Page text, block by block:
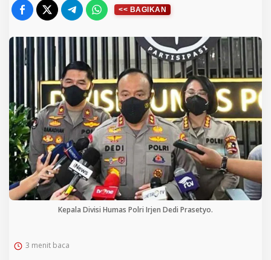
Kepala Divisi Humas Polri Irjen Dedi Prasetyo.
3 menit baca